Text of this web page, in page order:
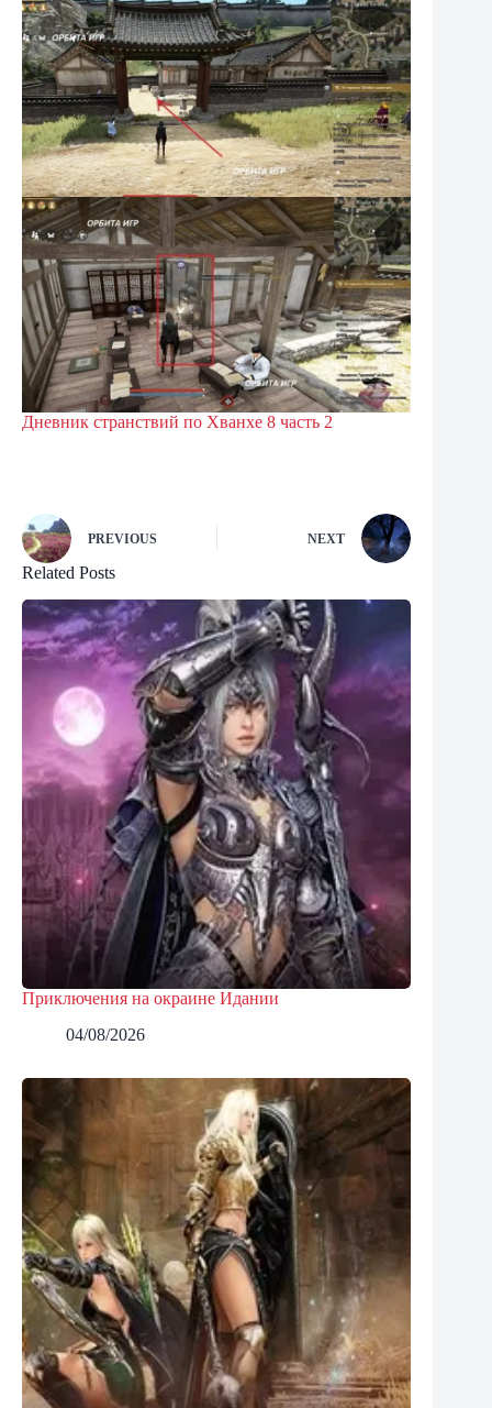
Дневник странствий по Хванхе 8 часть 2
PREVIOUS NEXT
Related Posts
Приключения на окраине Идании
04/08/2026